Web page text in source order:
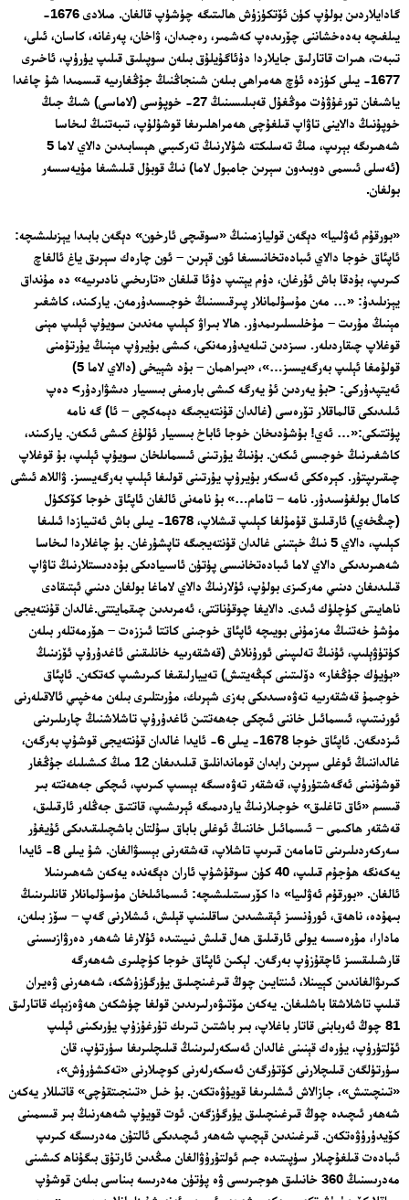
گادايلاردىن بولۇپ كۈن ئۆتكۈزۈش ھالىتىگە چۈشۈپ قالغان. مىلادى 1676-
يىلغىچە بەدەخشاننى چۆرىدەپ كەشمىر، رەجىدان، ۋاخان، پەرغانە، كاسان، ئىلى،
تىبەت، ھىرات قاتارلىق جايلاردا دۇئاگۇيلۇق بىلەن سوپىلىق قىلىپ يۈرۈپ، ئاخىرى
1677- يىلى كۈزدە ئۈچ ھەمراھى بىلەن شىنجاڭنىڭ جۇڭغارىيە قىسمىدا شۇ چاغدا
ياشىغان تورغۇۋۇت موڭغۇل قەبىلىسىنىڭ 27- خوپۇسى (لاماسى) شىڭ جىڭ
خوپۇنىڭ دالاينى تاۋاپ قىلغۇچى ھەمراھلىرىغا قوشۇلۇپ، تىبەتنىڭ لىخاسا
شەھىرىگە بېرىپ، مىڭ تەسلىكتە شۇلارنىڭ تەركىبىي ھېسابىدىن دالاي لاما 5
(ئەسلى ئىسمى دوبىدون سېرىن جامبول لاما) نىڭ قوبۇل قىلىشىغا مۇيەسسەر
بولغان.
«بورقۇم ئەۋلىيا» دېگەن قوليازمىنىڭ «سوقىچى ئارخون» دېگەن بابىدا يېزىلىشىچە:
ئاپئاق خوجا دالاي ئىبادەتخانىسىغا ئون قېرىن – ئون چارەك سېرىق ياغ ئالغاچ
كىرىپ، بۇدقا باش ئۇرغان، دۈم يېتىپ دۇئا قىلغان «تارىخىي نادىرىيە» دە مۇنداق
يېزىلىدۇ: «… مەن مۇسۇلمانلار پىرقىسىنىڭ خوجىسىدۇرمەن. ياركىند، كاشغىر
مېنىڭ مۇرىت – مۇخلىسلىرىمدۇر. ھالا بىراۋ كېلىپ مەندىن سويۇپ ئېلىپ مېنى
قوغلاپ چىقاردىلەر. سىزدىن تىلەيدۇرمەنكى، كىشى بۇيرۇپ مېنىڭ يۇرتۇمنى
قولۇمغا ئېلىپ بەرگەيسىز…»، «بىراھمان – بۇد شېيخى (دالاي لاما 5)
ئەيتپدۇركى: <بۇ يەردىن ئۇ يەرگە كىشى بارمىفى بىسىيار دىشۋاردۇر> دەپ
ئىلىدىكى قالماقلار تۆرەسى (غالدان قۇنتەيجىگە دېمەكچى – ئا) گە نامە
پۈتتىكى:«… ئەي! بۇشۇدىخان خوجا ئاباخ بىسىيار ئۇلۇغ كىشى ئىكەن. ياركىند،
كاشغىرنىڭ خوجىسى ئىكەن. بۇنىڭ يۇرتىنى ئىسماىلخان سويۇپ ئېلىپ، بۇ قوغلاپ
چىقىرىپتۇر. كېرەككى ئەسكەر بۇيرۇپ يۇرتىنى قولىغا ئېلىپ بەرگەيسىز. ۋاللاھ ئىشى
كامال بولغۇسىدۇر. نامە – تامام…» بۇ نامەنى ئالغان ئاپئاق خوجا كۆككۈل
(چىڭخەي) ئارقىلىق قۇمۇلغا كېلىپ قىشلاپ، 1678- يىلى باش ئەتىيازدا ئىلىغا
كېلىپ، دالاي 5 نىڭ خېتىنى غالدان قۇنتەيجىگە تاپشۇرغان. بۇ چاغلاردا لىخاسا
شەھىرىدىكى دالاي لاما ئىبادەتخانىسى پۈتۈن ئاسىيادىكى بۇددىستلارنىڭ تاۋاپ
قىلىدىغان دىنىي مەركىزى بولۇپ، ئۇلارنىڭ دالاي لاماغا بولغان دىنىي ئېتىقادى
ناھايىتى كۈچلۈك ئىدى. دالايغا چوقۇناتتى، ئەمرىدىن چىقمايتتى.غالدان قۇنتەيجى
مۇشۇ خەتنىڭ مەزمۇنى بويىچە ئاپئاق خوجىنى كاتتا ئىززەت – ھۆرمەتلەر بىلەن
كۈتۈۋېلىپ، ئۇنىڭ تەلىپىنى ئورۇنلاش (قەشقەرىيە خانلىقىنى ئاغدۇرۇپ ئۆزىنىڭ
«بۈيۈك جۇڭغار» دۆلىتىنى كېڭەيتىش) تەييارلىقىغا كىرىشىپ كەتكەن. ئاپئاق
خوجىمۇ قەشقەرىيە تەۋەسىدىكى بەزى شېرىك، مۇرىتلىرى بىلەن مەخپىي ئالاقىلەرنى
ئورنىتىپ، ئىسمائىل خاننى ئىچكى جەھەتتىن ئاغدۇرۇپ تاشلاشنىڭ چارىلىرىنى
ئىزدىگەن. ئاپئاق خوجا 1678- يىلى 6- ئايدا غالدان قۇنتەيجى قوشۇپ بەرگەن،
غالداننىڭ ئوغلى سېرىن رابدان قوماندانلىق قىلىدىغان 12 مىڭ كىشىلىك جۇڭغار
قوشۇنىنى ئەگەشتۈرۈپ، قەشقەر تەۋەسىگە بېسىپ كىرىپ، ئىچكى جەھەتتە بىر
قىسىم «ئاق تاغلىق» خوجىلارنىڭ ياردىمىگە ئېرىشىپ، قاتتىق جەڭلەر ئارقىلىق،
قەشقەر ھاكىمى – ئىسمائىل خاننىڭ ئوغلى باباق سۇلتان باشچىلىقىدىكى ئۇيغۇر
سەركەردىلىرىنى تامامەن قىرىپ تاشلاپ، قەشقەرنى بېسىۋالغان. شۇ يىلى 8- ئايدا
يەكەنگە ھۇجۇم قىلىپ، 40 كۈن سوقۇشۇپ ئاران دېگەندە يەكەن شەھىرىنىلا
ئالغان. «بورقۇم ئەۋلىيا» دا كۆرسىتىلىشىچە: ئىسمائىلخان مۇسۇلمانلار قانلىرىنىڭ
بىھۇدە، ناھەق، ئورۇنسىز ئېقىشىدىن ساقلىنىپ قېلىش، ئىشلارنى گەپ – سۆز بىلەن،
مادارا، مۇرەسسە يولى ئارقىلىق ھەل قىلىش نىيىتىدە ئۇلارغا شەھەر دەرۋازىسىنى
قارشىلىقسىز ئاچقۇزۇپ بەرگەن. لېكىن ئاپئاق خوجا كۈچلىرى شەھەرگە
كىرىۋالغاندىن كېيىنلا، ئىنتايىن چوڭ قىرغىنچىلىق يۈرگۈزۈشكە، شەھەرنى ۋەيران
قىلىپ تاشلاشقا باشلىغان. يەكەن مۆتىۋەرلىرىدىن قولغا چۈشكەن ھەۋەزبېك قاتارلىق
81 چوڭ ئەربابنى قاتار باغلاپ، بىر باشتىن تىرىك تۇرغۇزۇپ يۈرىكىنى ئېلىپ
ئۆلتۈرۈپ، يۈرەك قېنىنى غالدان ئەسكەرلىرىنىڭ قىلىچلىرىغا سۈرتۈپ، قان
سۈرتۈلگەن قىلىچلارنى كۆتۈرگەن ئەسكەرلەرنى كوچىلارنى «تەكشۈرۈش»،
«تىنچىتىش»، جازالاش ئىشلىرىغا قويۇۋەتكەن. بۇ خىل «تىنجىتقۇچى» قاتىللار يەكەن
شەھەر ئىچىدە چوڭ قىرغىنچىلىق يۈرگۈزگەن. ئوت قويۇپ شەھەرنىڭ بىر قىسمىنى
كۆيدۈرۈۋەتكەن. قىرغىندىن قېچىپ شەھەر ئىچىدىكى ئالتۇن مەدرىسگە كىرىپ
ئىبادەت قىلغۇچىلار سۈپىتىدە جىم ئولتۇرۇۋالغان مىڭدىن ئارتۇق بىگۇناھ كىشىنى
مەدرىسنىڭ 360 خانىلىق ھوجىرىسى ۋە پۈتۈن مەدرىسە بىناسى بىلەن قوشۇپ